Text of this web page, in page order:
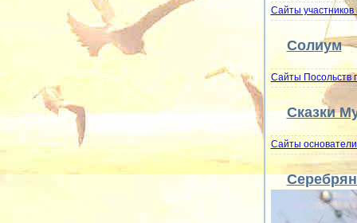
Сайты участников
Солиум
Сайты Посольств
Сказки
Сайты